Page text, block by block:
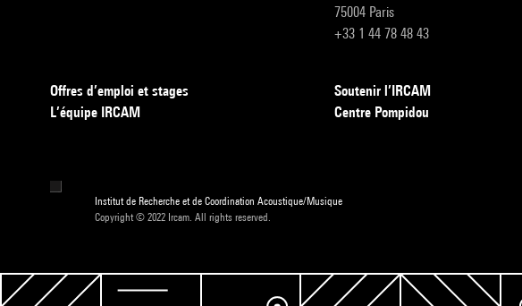
75004 Paris
+33 1 44 78 48 43
Offres d’emploi et stages
L’équipe IRCAM
Soutenir l’IRCAM
Centre Pompidou
Institut de Recherche et de Coordination Acoustique/Musique
Copyright © 2022 Ircam. All rights reserved.